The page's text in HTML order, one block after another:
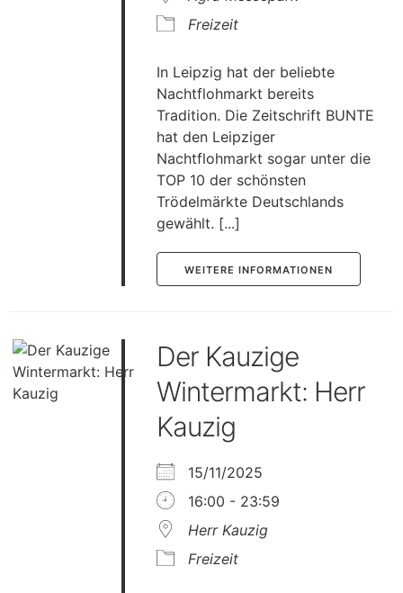
Freizeit
In Leipzig hat der beliebte
Nachtflohmarkt bereits
Tradition. Die Zeitschrift BUNTE
hat den Leipziger
Nachtflohmarkt sogar unter die
TOP 10 der schönsten
Trödelmärkte Deutschlands
gewählt. [...]
WEITERE INFORMATIONEN
Der Kauzige
Wintermarkt: Herr
Kauzig
15/11/2025
16:00 - 23:59
Herr Kauzig
Freizeit